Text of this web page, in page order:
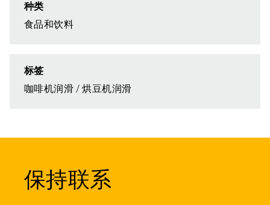
种类
食品和饮料
标签
咖啡机润滑
烘豆机润滑
保持联系